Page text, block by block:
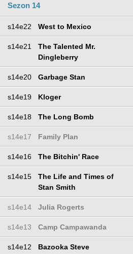
Sezon 14
s14e22 West to Mexico
s14e21
The Talented Mr.
Dingleberry
s14e20 Garbage Stan
s14e19 Kloger
s14e18 The Long Bomb
s14e17 Family Plan
s14e16 The Bitchin' Race
s14e15
The Life and Times of
Stan Smith
s14e14 Julia Rogerts
s14e13 Camp Campawanda
s14e12 Bazooka Steve